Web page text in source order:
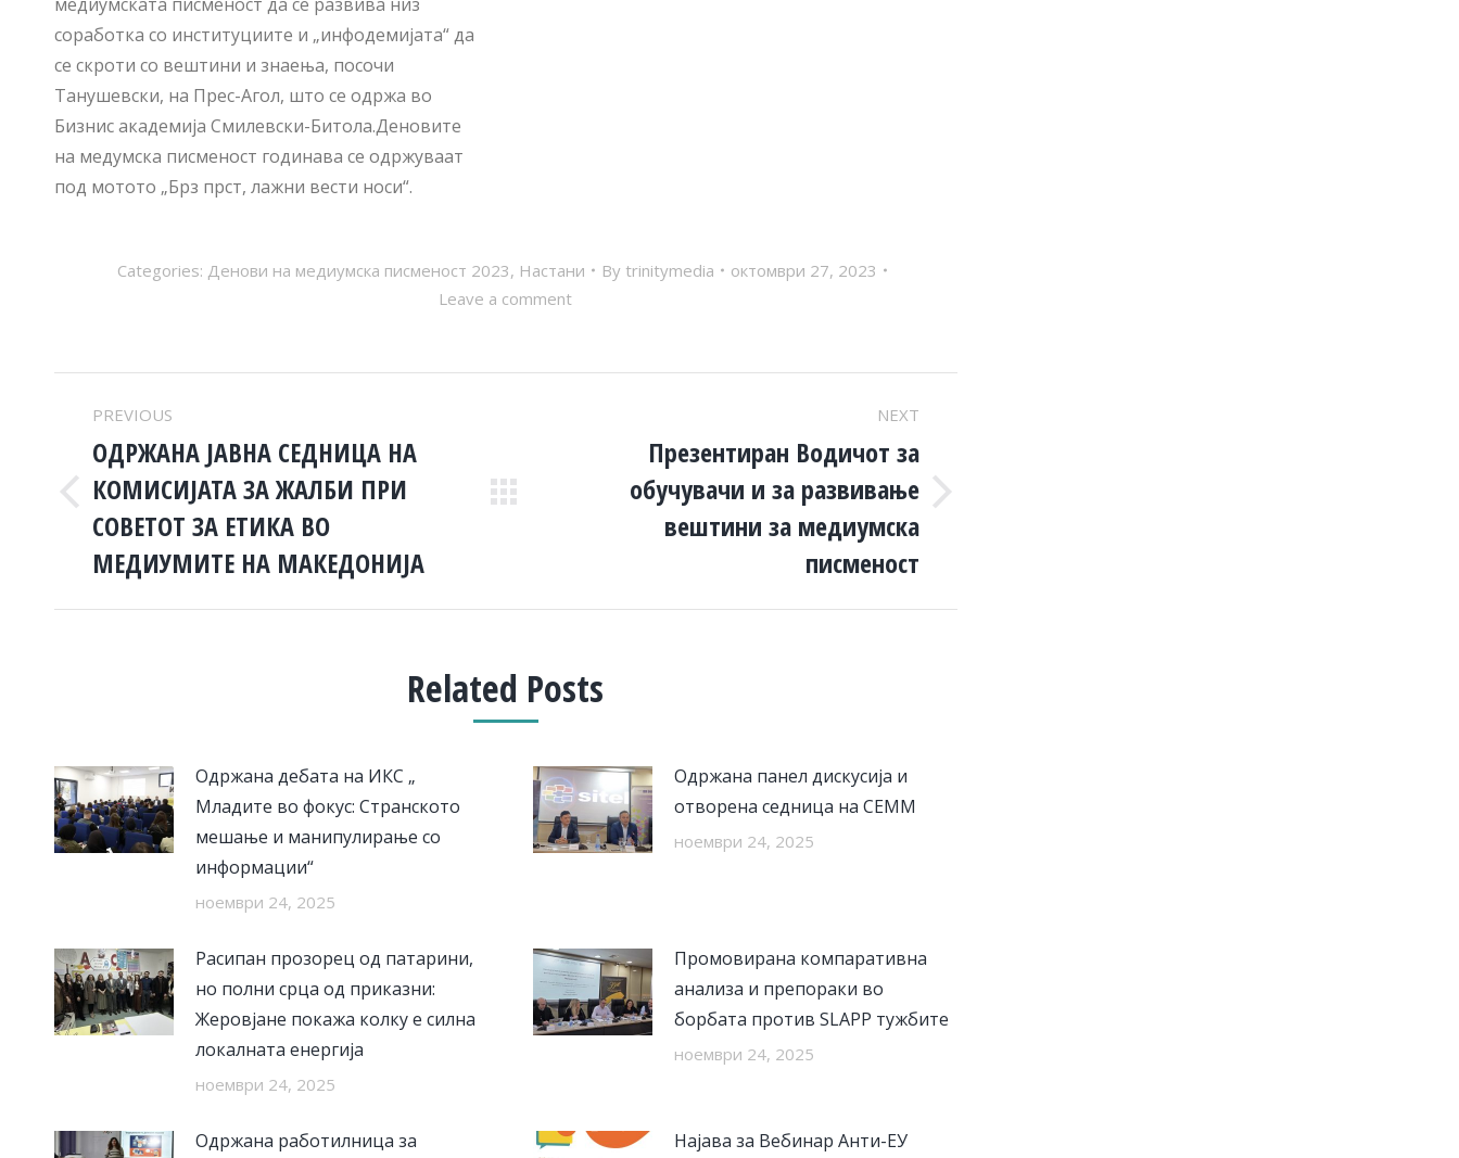
медиумската писменост да се развива низ
соработка со институциите и „инфодемијата“ да
се скроти со вештини и знаења, посочи
Танушевски, на Прес-Агол, што се одржа во
Бизнис академија Смилевски-Битола.Деновите
на медумска писменост годинава се одржуваат
под мотото „Брз прст, лажни вести носи“.
Categories: Денови на медиумска писменост 2023, Настани By trinitymedia
октомври 27, 2023
Leave a comment
POST
NAVIGATION
PREVIOUS
Previous
post:
ОДРЖАНА ЈАВНА СЕДНИЦА НА
КОМИСИЈАТА ЗА ЖАЛБИ ПРИ
СОВЕТОТ ЗА ЕТИКА ВО
МЕДИУМИТЕ НА МАКЕДОНИЈА
NEXT
Презентиран Водичот за
обучувачи и за развивање
вештини за медиумска
писменост
Related Posts
Одржана дебата на ИКС „
Младите во фокус: Странското
мешање и манипулирање со
информации“
ноември 24, 2025
Одржана панел дискусија и
отворена седница на СЕММ
ноември 24, 2025
Расипан прозорец од патарини,
но полни срца од приказни:
Жеровјане покажа колку е силна
локалната енергија
ноември 24, 2025
Промовирана компаративна
анализа и препораки во
борбата против SLAPP тужбите
ноември 24, 2025
Одржана работилница за
Најава за Вебинар Анти-ЕУ